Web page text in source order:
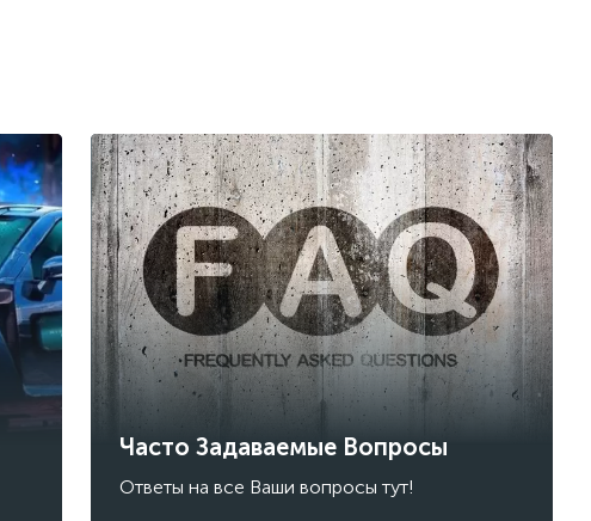
Часто Задаваемые Вопросы
Ответы на все Ваши вопросы тут!